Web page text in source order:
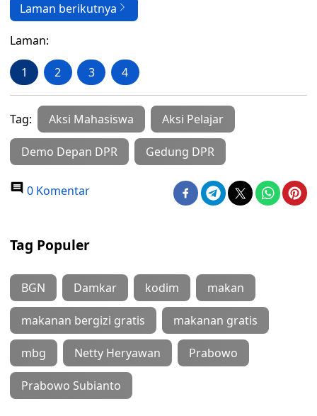
Laman berikutnya
Laman:
1 2 3 4
Tag: Aksi Mahasiswa Aksi Pelajar
Demo Depan DPR Gedung DPR
0 Komentar
Tag Populer
BGN Damkar kodim makan
makanan bergizi gratis makanan gratis
mbg Netty Heryawan Prabowo
Prabowo Subianto